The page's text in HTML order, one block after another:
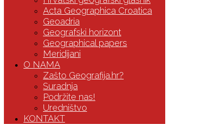
Acta Geographica Croatica
Geoadria
Geografski horizont
Geographical papers
Meridijani
O NAMA
Zašto Geografija.hr?
Suradnja
Podržite nas!
Uredništvo
KONTAKT